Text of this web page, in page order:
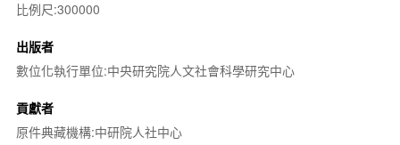
比例尺:300000
出版者
數位化執行單位:中央研究院人文社會科學研究中心
貢獻者
原件典藏機構:中研院人社中心